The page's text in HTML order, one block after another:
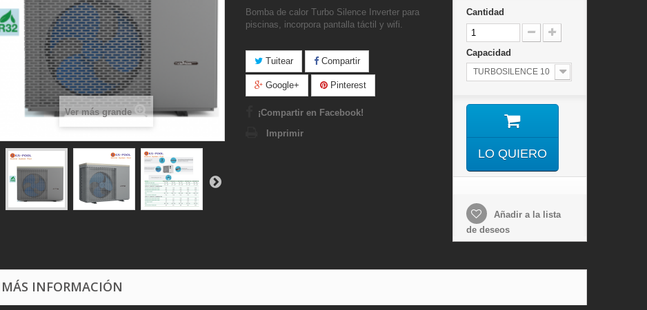
Ver más grande
Bomba de calor Turbo Silence Inverter para
piscinas, incorpora pantalla táctil y wifi.
Tuitear Compartir
Google+ Pinterest
¡Compartir en Facebook!
Imprimir
Cantidad
Capacidad
TURBOSILENCE 10
LO QUIERO
Añadir a la lista
de deseos
MÁS INFORMACIÓN